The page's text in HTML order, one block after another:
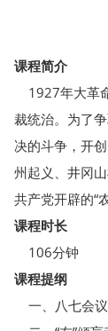
课程简介
1927年大革
裁统治。为了
决的斗争，开
州起义、井冈
共产党开辟的“
课程时长
106分钟
课程提纲
一、八七会